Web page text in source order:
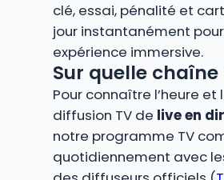
clé, essai, pénalité et
jour instantanément
expérience immersive.
Sur quelle chaîne
Pour connaître l’heure
diffusion TV de live en
notre programme TV
quotidiennement avec